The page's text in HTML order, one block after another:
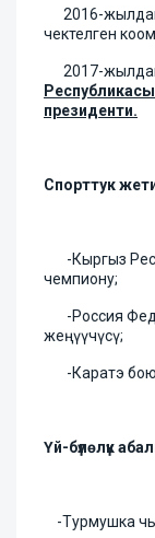
2016-
чектелген
2017-жылдан
президенти.
Спорттук
-Кыргыз
чемпиону;
-Россия
жеңүүчүсү;
-Каратэ
Үй-бүлөлүк
-Турмушка